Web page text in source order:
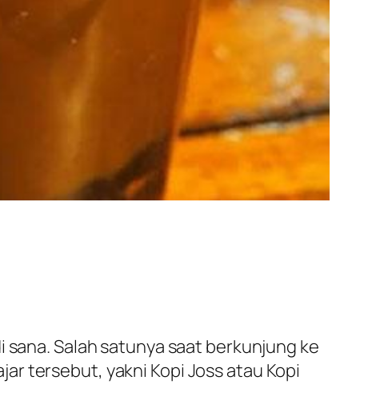
Salah satunya saat berkunjung ke
tersebut, yakni Kopi Joss atau Kopi